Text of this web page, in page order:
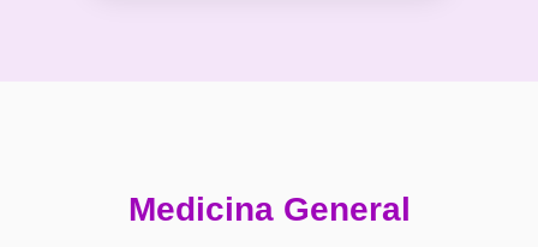
Medicina General